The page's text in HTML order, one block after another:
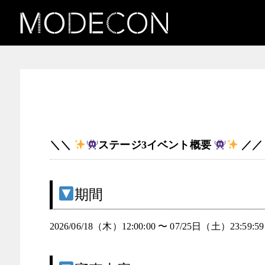
＼＼ ステージ3イベント概要 ／／
期間
2026/06/18（木）12:00:00 〜 07/25日（土）23:59:59